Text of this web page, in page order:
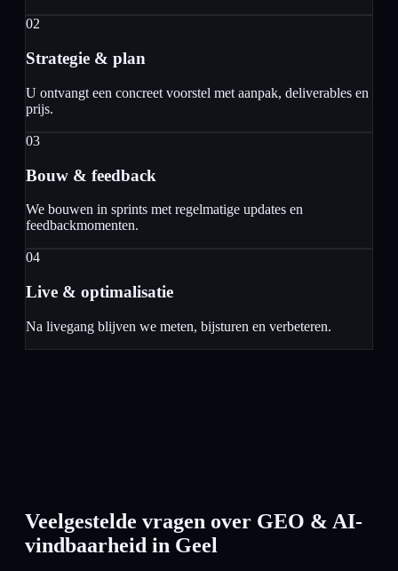
02
Strategie & plan
U ontvangt een concreet voorstel met aanpak, deliverables en
prijs.
03
Bouw & feedback
We bouwen in sprints met regelmatige updates en
feedbackmomenten.
04
Live & optimalisatie
Na livegang blijven we meten, bijsturen en verbeteren.
Veelgestelde vragen over GEO & AI-
vindbaarheid in Geel